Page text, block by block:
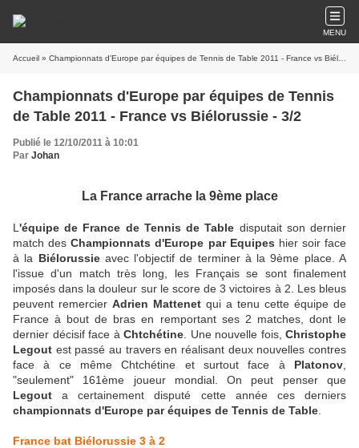
MENU
Accueil » Championnats d'Europe par équipes de Tennis de Table 2011 - France vs Biélorussie - 3/2
Championnats d'Europe par équipes de Tennis
de Table 2011 - France vs Biélorussie - 3/2
Publié le 12/10/2011 à 10:01
Par Johan
La France arrache la 9ème place
L 'équipe de France de Tennis de Table disputait son dernier
match desChampionnats d'Europe par Equipes hier soir face
à la Biélorussieavec l'objectif de terminer à la 9ème place. A
l'issue d'un match très long, les Français se sont finalement
imposés dans la douleur sur le score de 3 victoires à 2. Les bleus
peuvent remercier Adrien Mattenet qui a tenu cette équipe de
France à bout de bras en remportant ses 2 matches, dont le
dernier décisif face à Chtchétine . Une nouvelle fois, Christophe
Legout est passé au travers en réalisant deux nouvelles contres
face à ce même Chtchétine et surtout face à Platonov
"seulement" 161ème joueur mondial. On peut penser que
Legout a certainement disputé cette année ces derniers
championnats d'Europe par équipes de Tennis de Table
France bat Biélorussie 3 à 2